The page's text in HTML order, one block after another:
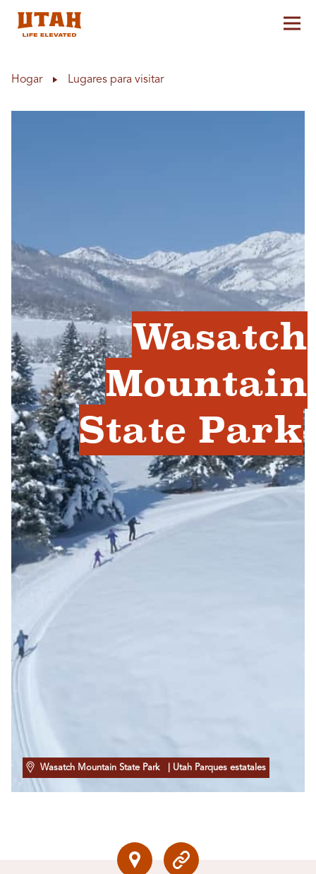
Hogar Lugares para visitar
Wasatch
Mountain
State Park
Wasatch Mountain State Park | Utah Parques estatales